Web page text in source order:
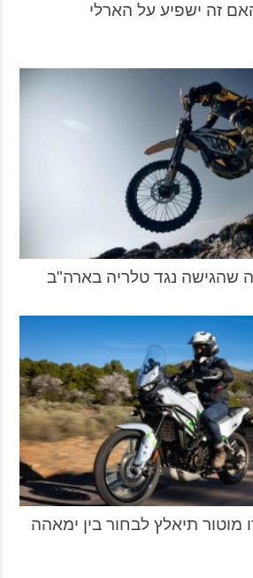
זה ישפיע על הארלי
שהגישה נגד טלריה בארה"ב
תיאלץ לבחור בין ימאהה